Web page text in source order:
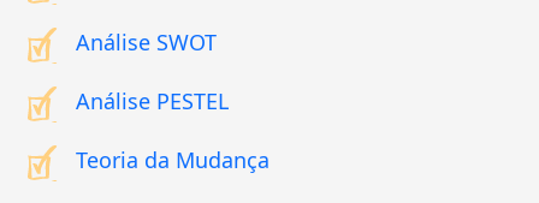
Análise SWOT
Análise PESTEL
Teoria da Mudança